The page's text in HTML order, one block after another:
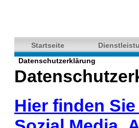
Startseite
Datenschutzerklärung
Hier finden